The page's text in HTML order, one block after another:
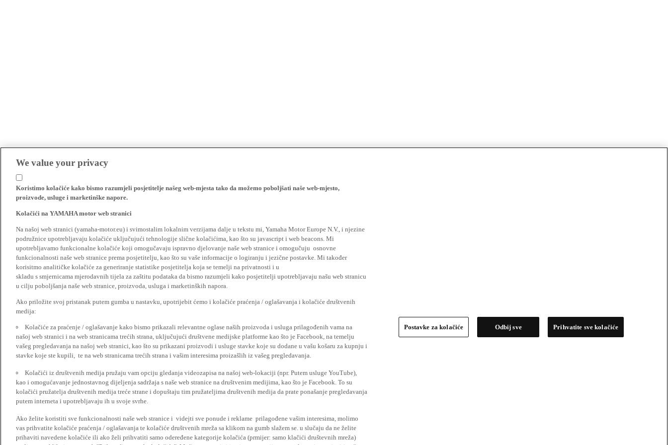
We value your privacy
Koristimo kolačiće kako bismo razumjeli posjetitelje našeg web-mjesta tako da možemo poboljšati naše web-mjesto,
proizvode, usluge i marketinške napore.
Kolačići na YAMAHA motor web stranici
Na našoj web stranici (yamaha-motor.eu) i svimostalim lokalnim verzijama dalje u tekstu mi, Yamaha Motor Europe N.V., i njezine
podružnice upotrebljavaju kolačiće uključujući tehnologije slične kolačićima, kao što su javascript i web beacons. Mi
upotrebljavamo funkcionalne kolačiće koji omogučavaju ispravno djelovanje naše web stranice i omogučuju osnovne
funkcionalnosti naše web stranice prema posjetitelju, kao što su vaše informacije o logiranju i jezične postavke. Mi također
korisitmo analitičke kolačiće za generiranje statistike posjetitelja koja se temelji na privatnosti i u
skladu s smjernicama mjerodavnih tijela za zaštitu podataka da bismo razumjeli kako posjetitelji upotrebljavaju našu web stranicu
u cilju poboljšanja naše web stranice, proizvoda, usluga i marketinških napora.
Ako priložite svoj pristanak putem gumba u nastavku, upotrijebit ćemo i kolačiće praćenja / oglašavanja i kolačiće društvenih
medija:
Kolačiće za praćenje / oglašavanje kako bismo prikazali relevantne oglase naših proizvoda i usluga prilagođenih vama na
našoj web stranici i na web stranicama trećih strana, uključujući društvene medijske platforme kao što je Facebook, na temelju
vašeg pregledavanja na našoj web stranici, kao što su prikazani proizvodi i usluge stavke koje su dodane u vašu košaru za kupnju i
stavke koje ste kupili, te na web stranicama trećih strana i vašim interesima proizašlih iz vašeg pregledavanja.
Kolačići iz društvenih medija pružaju vam opciju gledanja videozapisa na našoj web-lokaciji (npr. Putem usluge YouTube),
kao i omogućavanje jednostavnog dijeljenja sadržaja s naše web stranice na društvenim medijima, kao što je Facebook. To su
kolačići pružatelja društvenih medija treće strane i dopuštaju tim pružateljima društvenih medija da prate ponašanje pregledavanja
putem interneta i upotrebljavaju ih u svoje svrhe.
Ako želite koristiti sve funkcionalnosti naše web stranice i videjti sve ponude i reklame prilagođene vašim interesima, molimo
vas prihvatite kolačiće praćenja / oglašavanja te kolačiće društvenih mreža sa klikom na gumb slažem se. u slučaju da ne želite
prihaviti navedene kolačiće ili ako želi prihvatiti samo odeređene kategorije kolačića (prmijer: samo klačići društevnih mreža)
Postavke za kolačiće Odbij sve Prihvatite sve kolačiće